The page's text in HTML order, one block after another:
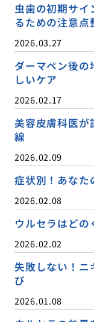
虫歯の初期サイ
るための注意点
2026.03.27
ダーマペン後の
しいケア
2026.02.17
美容皮膚科医が
線
2026.02.09
症状別！あなた
2026.02.08
ウルセラはどの
2026.02.02
失敗しない！ニ
び
2026.01.08